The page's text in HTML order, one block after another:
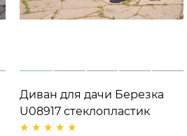
Диван для дачи Березка
U08917 стеклопластик